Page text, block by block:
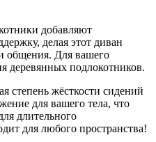
добавляют
делая этот диван
общения. Для вашего
деревянных подлокотников.
степень жёсткости сидений
для вашего тела, что
длительного
для любого пространства!